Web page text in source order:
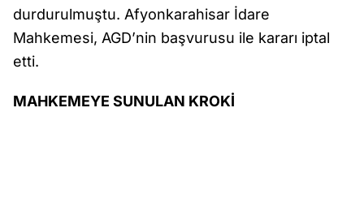
durdurulmuştu. Afyonkarahisar İdare
Mahkemesi, AGD’nin başvurusu ile kararı iptal
etti.
MAHKEMEYE SUNULAN KROKİ